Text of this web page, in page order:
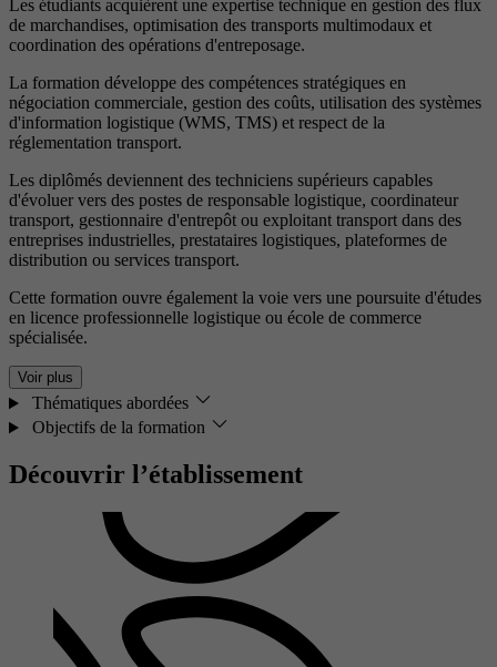
Les étudiants acquièrent une expertise technique en gestion des flux
de marchandises, optimisation des transports multimodaux et
coordination des opérations d'entreposage.
La formation développe des compétences stratégiques en
négociation commerciale, gestion des coûts, utilisation des systèmes
d'information logistique (WMS, TMS) et respect de la
réglementation transport.
Les diplômés deviennent des techniciens supérieurs capables
d'évoluer vers des postes de responsable logistique, coordinateur
transport, gestionnaire d'entrepôt ou exploitant transport dans des
entreprises industrielles, prestataires logistiques, plateformes de
distribution ou services transport.
Cette formation ouvre également la voie vers une poursuite d'études
en licence professionnelle logistique ou école de commerce
spécialisée.
Voir plus
Thématiques abordées
Objectifs de la formation
Découvrir l’établissement